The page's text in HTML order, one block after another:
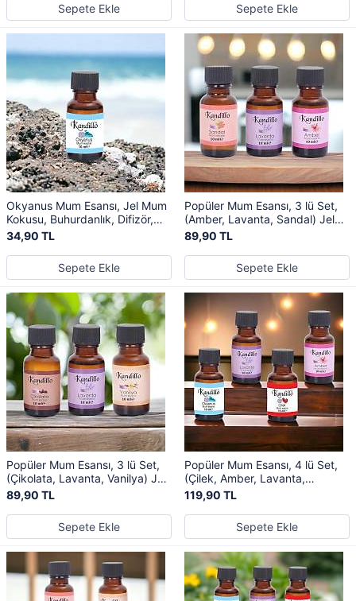
Sepete Ekle Sepete Ekle
Okyanus Mum Esansı, Jel Mum
Kokusu, Buhurdanlık, Difizör,
Kurutma Topu Kokusu
34,90 TL
Sepete Ekle
Popüler Mum Esansı, 3 lü Set,
(Amber, Lavanta, Sandal) Jel
Mum Kokusu, Buhurdanlık
89,90 TL
Sepete Ekle
Popüler Mum Esansı, 3 lü Set,
(Çikolata, Lavanta, Vanilya) Jel
Mum Kokusu, Buhurdanlık
89,90 TL
Sepete Ekle
Popüler Mum Esansı, 4 lü Set,
(Çilek, Amber, Lavanta,
Okyanus) Jel Mum Kokusu,
Buhurdanlık
119,90 TL
Sepete Ekle